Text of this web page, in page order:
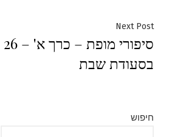
Next Post
post:
בסעודת שבת
חיפוש